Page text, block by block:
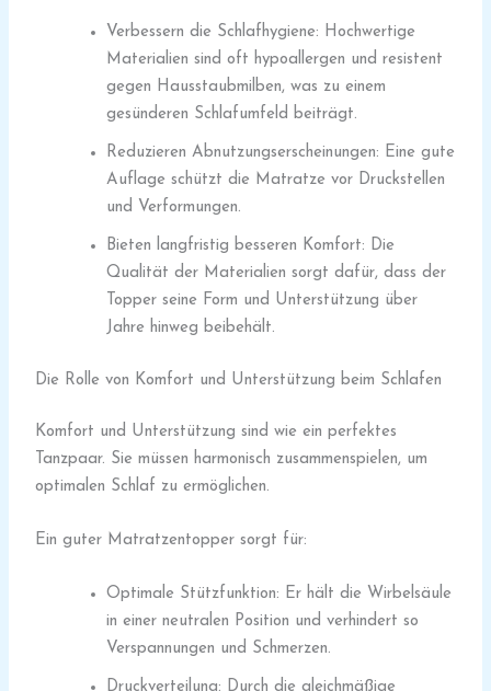
Verbessern die Schlafhygiene: Hochwertige
Materialien sind oft hypoallergen und resistent
gegen Hausstaubmilben, was zu einem
gesünderen Schlafumfeld beiträgt.
Reduzieren Abnutzungserscheinungen: Eine gute
Auflage schützt die Matratze vor Druckstellen
und Verformungen.
Bieten langfristig besseren Komfort: Die
Qualität der Materialien sorgt dafür, dass der
Topper seine Form und Unterstützung über
Jahre hinweg beibehält.
Die Rolle von Komfort und Unterstützung beim Schlafen
Komfort und Unterstützung sind wie ein perfektes
Tanzpaar. Sie müssen harmonisch zusammenspielen, um
optimalen Schlaf zu ermöglichen.
Ein guter Matratzentopper sorgt für:
Optimale Stützfunktion: Er hält die Wirbelsäule
in einer neutralen Position und verhindert so
Verspannungen und Schmerzen.
Druckverteilung: Durch die gleichmäßige